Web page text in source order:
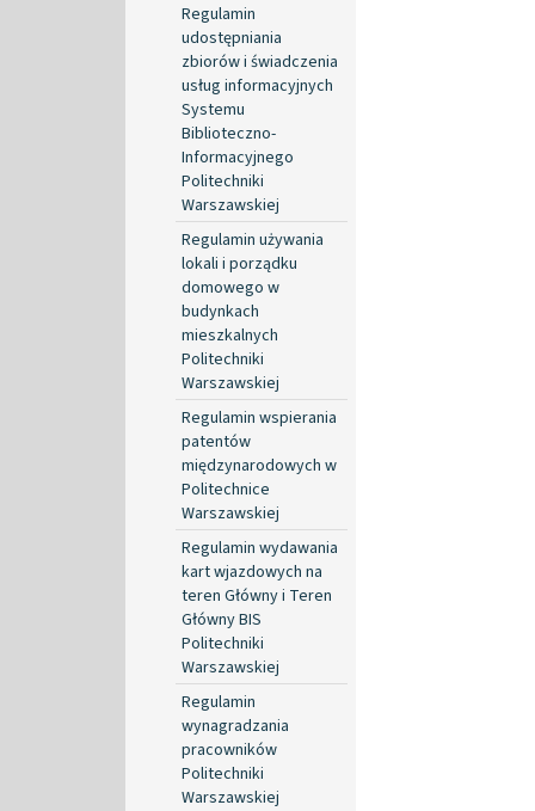
Regulamin
udostępniania
zbiorów i świadczenia
usług informacyjnych
Systemu
Biblioteczno-
Informacyjnego
Politechniki
Warszawskiej
Regulamin używania
lokali i porządku
domowego w
budynkach
mieszkalnych
Politechniki
Warszawskiej
Regulamin wspierania
patentów
międzynarodowych w
Politechnice
Warszawskiej
Regulamin wydawania
kart wjazdowych na
teren Główny i Teren
Główny BIS
Politechniki
Warszawskiej
Regulamin
wynagradzania
pracowników
Politechniki
Warszawskiej